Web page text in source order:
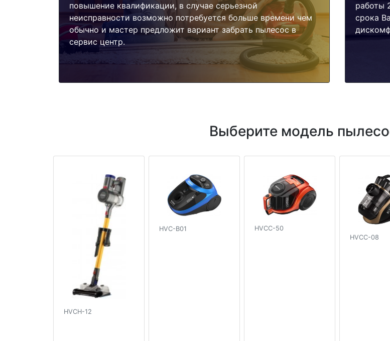
повышение квалификации, в случае серьезной
неисправности возможно потребуется больше времени чем
обычно и мастер предложит вариант забрать пылесос в
сервис центр.
работы
срока
Выберите модель
HVCH-12
HVC-B01
HVCC-50
HVCC-08